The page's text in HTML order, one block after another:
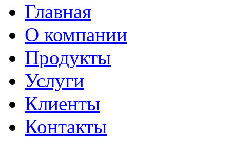
Главная
О компании
Продукты
Услуги
Клиенты
Контакты